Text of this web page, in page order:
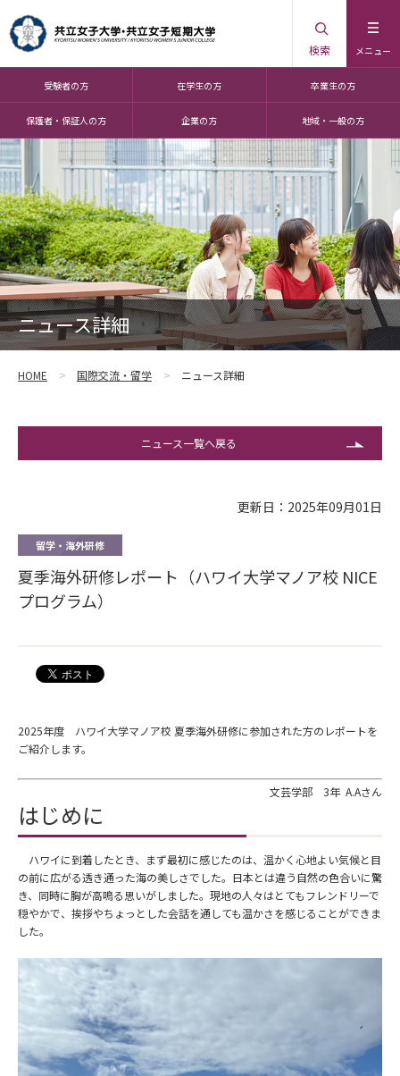
メニュー
検索
受験者の方 在学生の方 卒業生の方
保護者・保証人の方 企業の方 地域・一般の方
ニュース詳細
HOME 国際交流・留学 ニュース詳細
ニュース一覧へ戻る
更新日：2025年09月01日
留学・海外研修
夏季海外研修レポート（ハワイ大学マノア校 NICE
プログラム）
2025年度 ハワイ大学マノア校 夏季海外研修に参加された方のレポートを
ご紹介します。
文芸学部 3年 A.Aさん
はじめに
ハワイに到着したとき、まず最初に感じたのは、温かく心地よい気候と目
の前に広がる透き通った海の美しさでした。日本とは違う自然の色合いに驚
き、同時に胸が高鳴る思いがしました。現地の人々はとてもフレンドリーで
穏やかで、挨拶やちょっとした会話を通しても温かさを感じることができま
した。